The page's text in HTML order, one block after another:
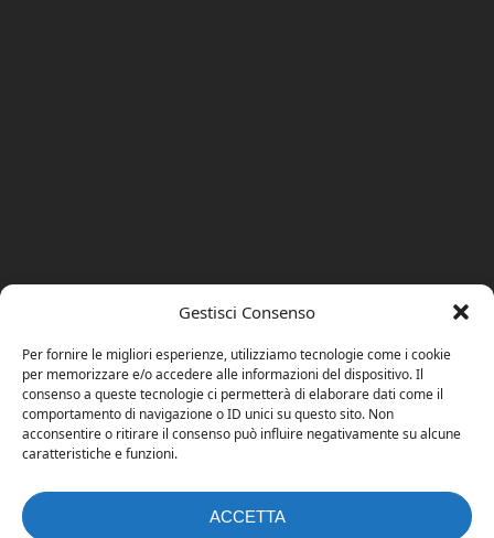
Gestisci Consenso
Per fornire le migliori esperienze, utilizziamo tecnologie come i cookie
per memorizzare e/o accedere alle informazioni del dispositivo. Il
consenso a queste tecnologie ci permetterà di elaborare dati come il
comportamento di navigazione o ID unici su questo sito. Non
acconsentire o ritirare il consenso può influire negativamente su alcune
caratteristiche e funzioni.
ACCETTA